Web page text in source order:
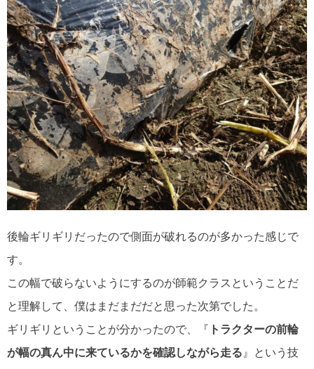
後輪ギリギリだったので側面が破れるのが多かった感じで
す。
この幅で破らないようにするのが師範クラスということだ
と理解して、僕はまだまだだと思った次第でした。
ギリギリということが分かったので、『 トラクターの前輪
が幅の真ん中に来ているかを確認しながら走る』という技